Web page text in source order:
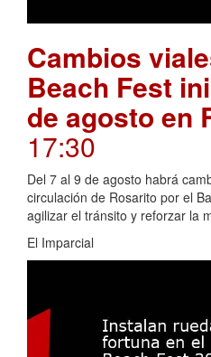
Cambios
Beach Fest
de agosto en
17:30
Del 7 al 9 de agosto habrá
circulación de Rosarito por el
agilizar el tránsito y reforzar la
El Imparcial